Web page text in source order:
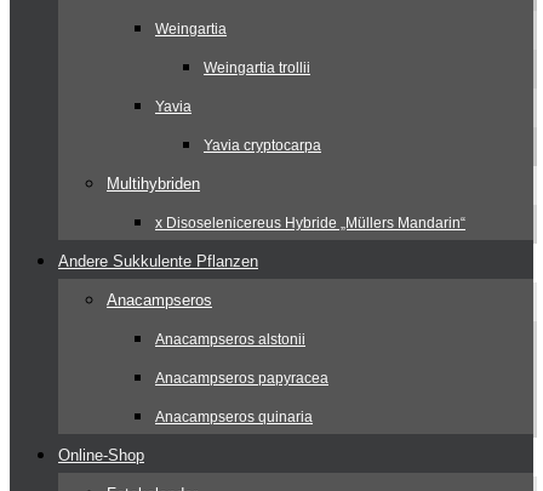
Weingartia
Weingartia trollii
Yavia
Yavia cryptocarpa
Multihybriden
x Disoselenicereus Hybride „Müllers Mandarin“
Andere Sukkulente Pflanzen
Anacampseros
Anacampseros alstonii
Anacampseros papyracea
Anacampseros quinaria
Online-Shop